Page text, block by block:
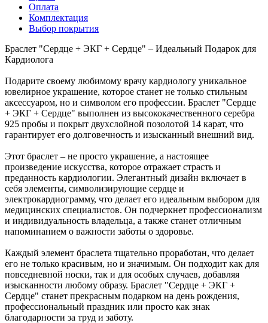
Оплата
Комплектация
Выбор покрытия
Браслет "Сердце + ЭКГ + Сердце" – Идеальный Подарок для
Кардиолога
Подарите своему любимому врачу кардиологу уникальное
ювелирное украшение, которое станет не только стильным
аксессуаром, но и символом его профессии. Браслет "Сердце
+ ЭКГ + Сердце" выполнен из высококачественного серебра
925 пробы и покрыт двухслойной позолотой 14 карат, что
гарантирует его долговечность и изысканный внешний вид.
Этот браслет – не просто украшение, а настоящее
произведение искусства, которое отражает страсть и
преданность кардиологии. Элегантный дизайн включает в
себя элементы, символизирующие сердце и
электрокардиограмму, что делает его идеальным выбором для
медицинских специалистов. Он подчеркнет профессионализм
и индивидуальность владельца, а также станет отличным
напоминанием о важности заботы о здоровье.
Каждый элемент браслета тщательно проработан, что делает
его не только красивым, но и значимым. Он подходит как для
повседневной носки, так и для особых случаев, добавляя
изысканности любому образу. Браслет "Сердце + ЭКГ +
Сердце" станет прекрасным подарком на день рождения,
профессиональный праздник или просто как знак
благодарности за труд и заботу.